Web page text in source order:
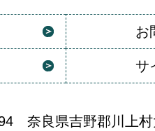
お
サ
奈良県吉野郡川上村